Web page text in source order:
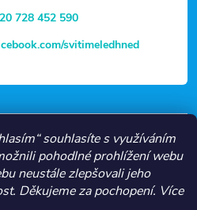
souhlasíte s využíváním
pohodlné prohlížení webu
neustále zlepšovali jeho
Děkujeme za pochopení. Více
728 452 590
svitimeledhned